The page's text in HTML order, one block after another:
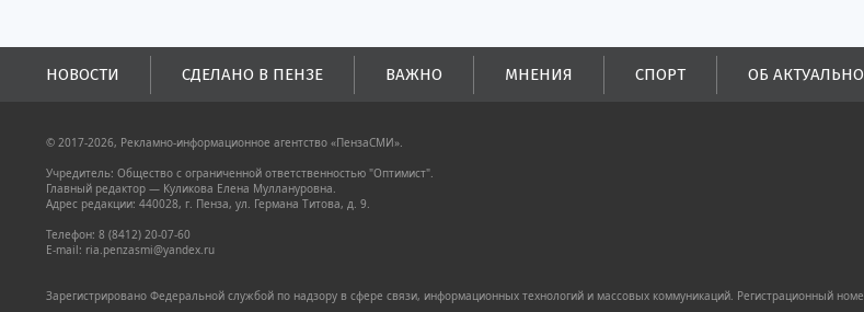
поступлений в
бюджеты всех уровней.
НОВОСТИ СДЕЛАНО В ПЕНЗЕ ВАЖНО МНЕНИЯ СПОРТ ОБ
© 2017-2026, Рекламно-информационное агентство «ПензаСМИ».
Учредитель: Общество с ограниченной ответственностью "Оптимист".
Главный редактор — Куликова Елена Муллануровна.
Адрес редакции: 440028, г. Пенза, ул. Германа Титова, д. 9.
Телефон: 8 (8412) 20-07-60
E-mail: ria.penzasmi@yandex.ru
Зарегистрировано Федеральной службой по надзору в сфере связи, информационных технологий и массовых коммуникаций. Регистрационный